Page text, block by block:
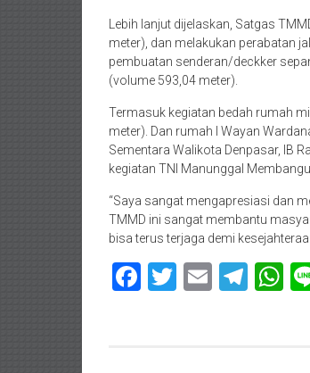
Lebih lanjut dijelaskan, Satgas
meter), dan melakukan perabatan
pembuatan senderan/deckker
(volume 593,04 meter).
Termasuk kegiatan bedah rumah
meter). Dan rumah I Wayan
Sementara Walikota Denpasar, IB
kegiatan TNI Manunggal
“Saya sangat mengapresiasi dan
TMMD ini sangat membantu
bisa terus terjaga demi
Facebook
Twitter
Email